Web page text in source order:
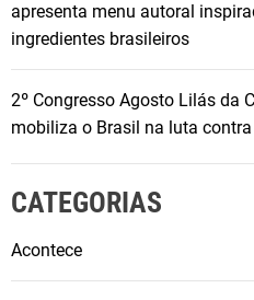
apresenta menu autoral
ingredientes brasileiros
2º Congresso Agosto Lilás da
mobiliza o Brasil na luta
CATEGORIAS
Acontece